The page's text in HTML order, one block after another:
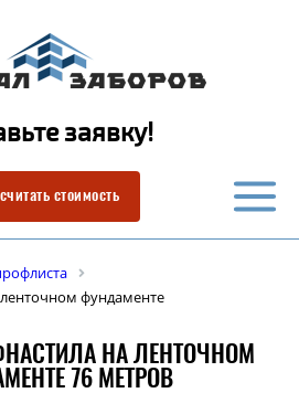
заявку!
стоимость
фундаменте
НА ЛЕНТОЧНОМ
76 МЕТРОВ